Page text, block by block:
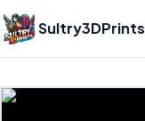
Sultry3DPrints